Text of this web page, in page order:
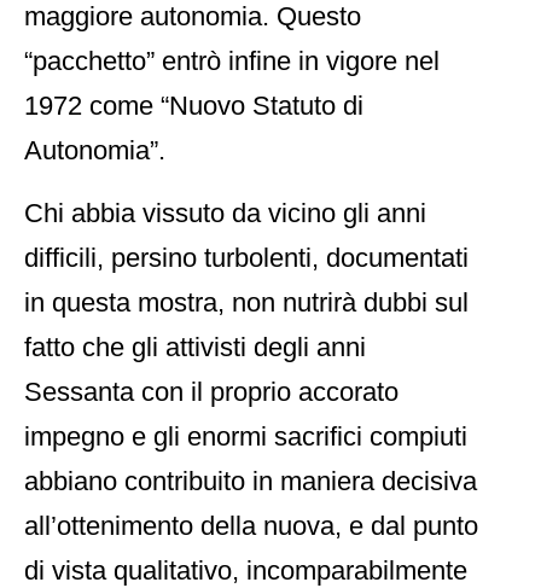
maggiore autonomia. Questo
“pacchetto” entrò infine in vigore nel
1972 come “Nuovo Statuto di
Autonomia”.
Chi abbia vissuto da vicino gli anni
difficili, persino turbolenti, documentati
in questa mostra, non nutrirà dubbi sul
fatto che gli attivisti degli anni
Sessanta con il proprio accorato
impegno e gli enormi sacrifici compiuti
abbiano contribuito in maniera decisiva
all’ottenimento della nuova, e dal punto
di vista qualitativo, incomparabilmente